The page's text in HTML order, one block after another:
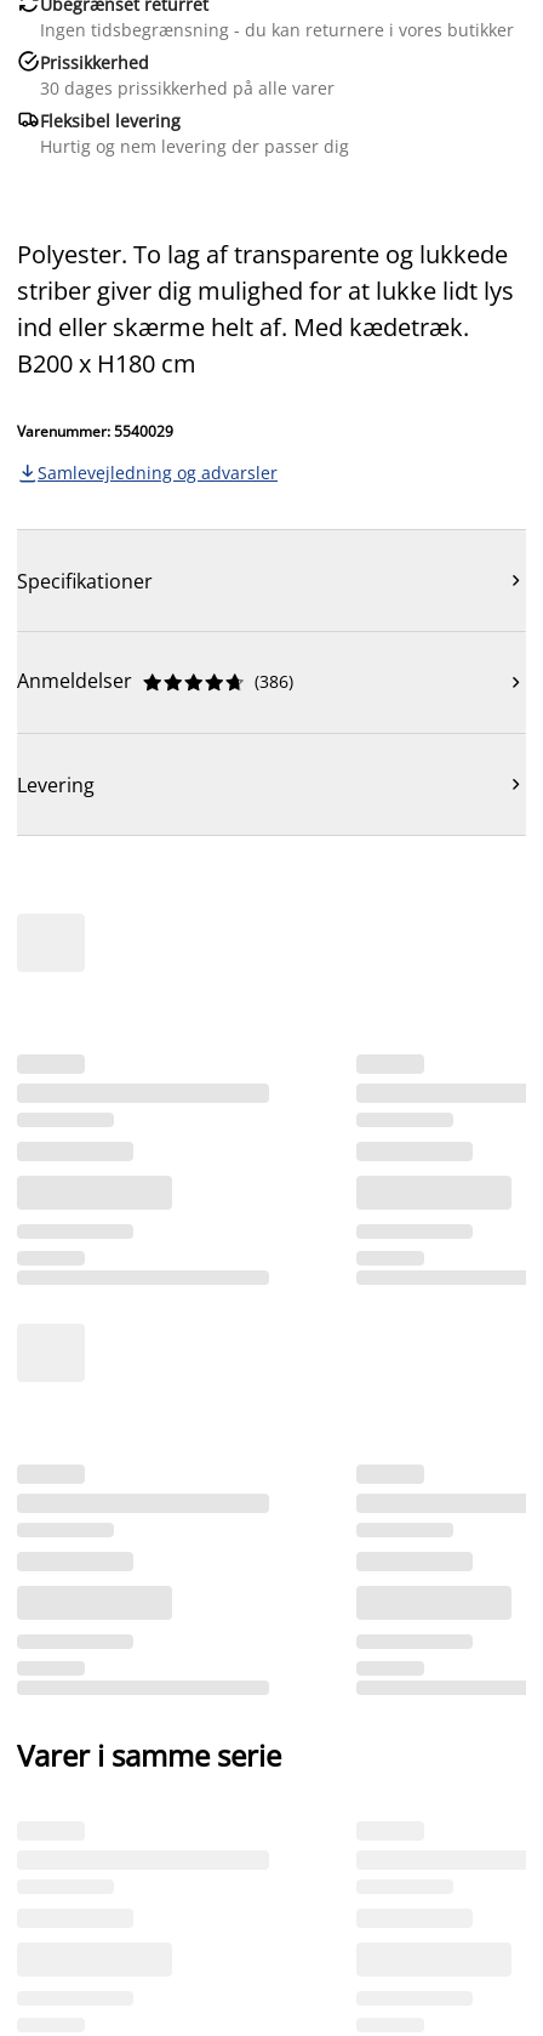
Ingen tidsbegrænsning - du kan returnere i vores butikker
Prissikkerhed
30 dages prissikkerhed på alle varer
Fleksibel levering
Hurtig og nem levering der passer dig
Polyester. To lag af transparente og lukkede
striber giver dig mulighed for at lukke lidt lys
ind eller skærme helt af. Med kædetræk.
B200 x H180 cm
Varenummer: 5540029
 Samlevejledning og advarsler
Specifikationer 
Anmeldelser 




 (386) 
Levering 
Varer i samme serie